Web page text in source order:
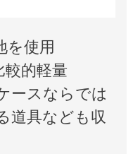
を使用
較的軽量
ースならでは
道具なども収